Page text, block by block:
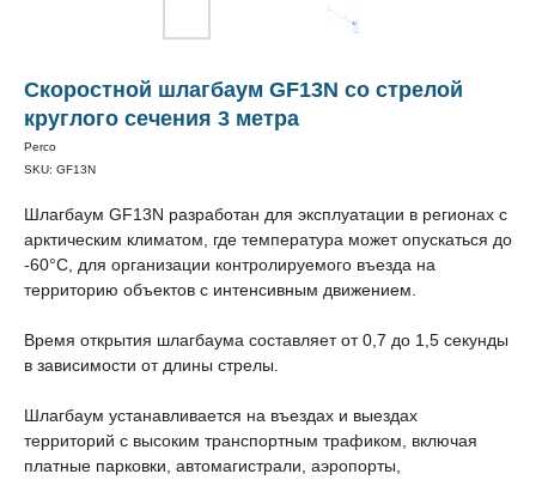
Скоростной шлагбаум GF13N со стрелой
круглого сечения 3 метра
Perco
SKU: GF13N
Шлагбаум GF13N разработан для эксплуатации в регионах с
арктическим климатом, где температура может опускаться до
-60°С, для организации контролируемого въезда на
территорию объектов с интенсивным движением.
Время открытия шлагбаума составляет от 0,7 до 1,5 секунды
в зависимости от длины стрелы.
Шлагбаум устанавливается на въездах и выездах
территорий с высоким транспортным трафиком, включая
платные парковки, автомагистрали, аэропорты,